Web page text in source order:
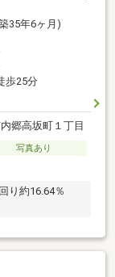
35年6ヶ月)
歩25分
郷高坂町１丁目
写真あり
り約16.64％